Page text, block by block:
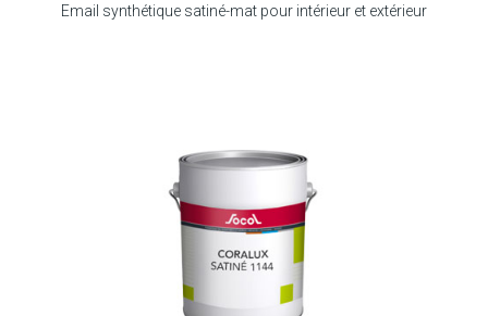
Email synthétique satiné-mat pour intérieur et extérieur